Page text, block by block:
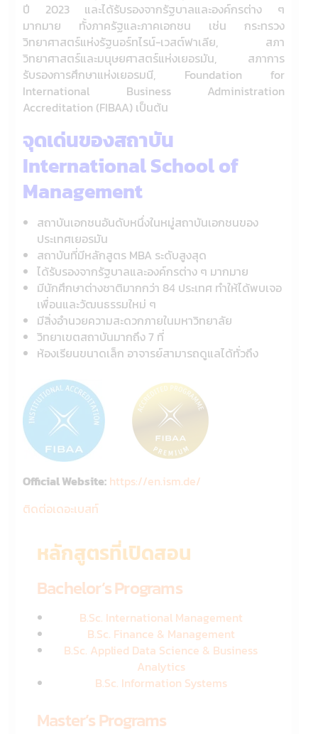
ปี 2023 และได้รับรองจากรัฐบาลและองค์กรต่าง ๆ
มากมาย ทั้งภาครัฐและภาคเอกชน เช่น กระทรวง
วิทยาศาสตร์แห่งรัฐนอร์ทไรน์-เวสต์ฟาเลีย, สภา
วิทยาศาสตร์และมนุษยศาสตร์แห่งเยอรมัน, สภาการ
รับรองการศึกษาแห่งเยอรมนี, Foundation for
International Business Administration
Accreditation (FIBAA) เป็นต้น
จุดเด่นของสถาบัน
International School of
Management
สถาบันเอกชนอันดับหนึ่งในหมู่สถาบันเอกชนของ
ประเทศเยอรมัน
สถาบันที่มีหลักสูตร MBA ระดับสูงสุด
ได้รับรองจากรัฐบาลและองค์กรต่าง ๆ มากมาย
มีนักศึกษาต่างชาติมากกว่า 84 ประเทศ ทำให้ได้พบเจอ
เพื่อนและวัฒนธรรมใหม่ ๆ
มีสิ่งอำนวยความสะดวกภายในมหาวิทยาลัย
วิทยาเขตสถาบันมากถึง 7 ที่
ห้องเรียนขนาดเล็ก อาจารย์สามารถดูแลได้ทั่วถึง
Official Website: https://en.ism.de/
ติดต่อเดอะเบสท์
หลักสูตรที่เปิดสอน
Bachelor’s Programs
B.Sc. International Management
B.Sc. Finance & Management
B.Sc. Applied Data Science & Business
Analytics
B.Sc. Information Systems
Master’s Programs